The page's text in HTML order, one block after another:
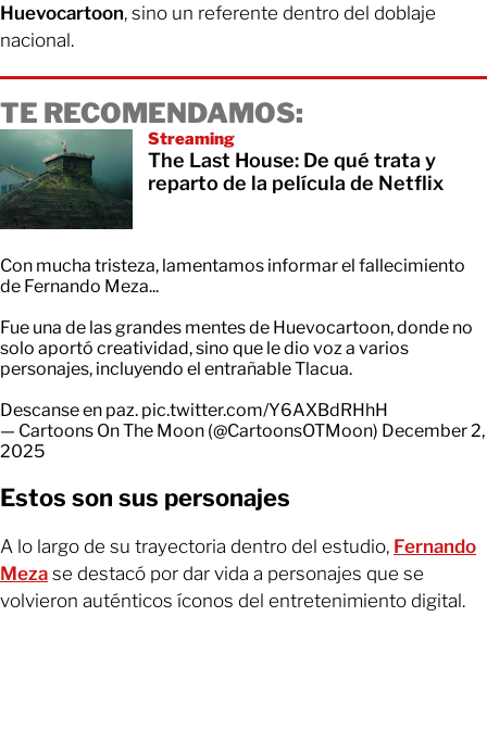
Huevocartoon, sino un referente dentro del doblaje
nacional.
TE RECOMENDAMOS:
Streaming
The Last House: De qué trata y
reparto de la película de Netflix
Con mucha tristeza, lamentamos informar el fallecimiento
de Fernando Meza...
Fue una de las grandes mentes de Huevocartoon, donde no
solo aportó creatividad, sino que le dio voz a varios
personajes, incluyendo el entrañable Tlacua.
Descanse en paz. pic.twitter.com/Y6AXBdRHhH
— Cartoons On The Moon (@CartoonsOTMoon) December 2,
2025
Estos son sus personajes
A lo largo de su trayectoria dentro del estudio, Fernando
Meza se destacó por dar vida a personajes que se
volvieron auténticos íconos del entretenimiento digital.